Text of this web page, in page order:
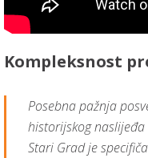
Kompleksnost
Posebna pažnja
historijskog
Stari Grad je